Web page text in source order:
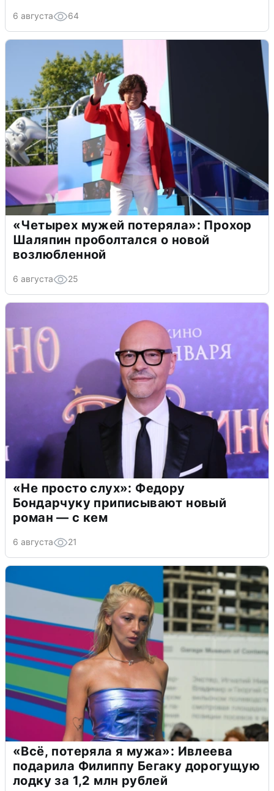
6 августа 64
«Четырех мужей потеряла»: Прохор
Шаляпин проболтался о новой
возлюбленной
6 августа 25
«Не просто слух»: Федору
Бондарчуку приписывают новый
роман — с кем
6 августа 21
«Всё, потеряла я мужа»: Ивлеева
подарила Филиппу Бегаку дорогущую
лодку за 1,2 млн рублей